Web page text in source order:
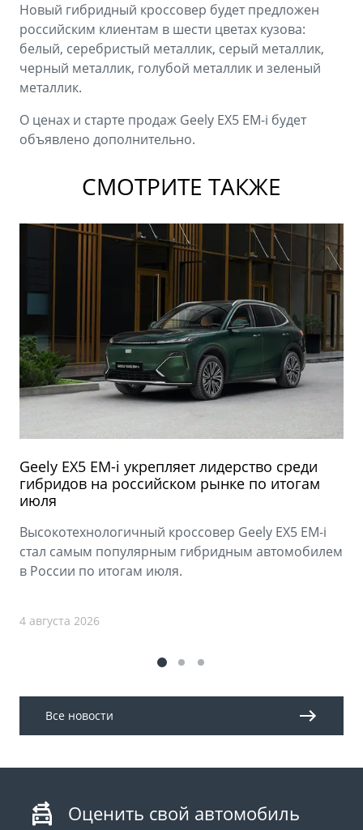
Новый гибридный кроссовер будет предложен
российским клиентам в шести цветах кузова:
белый, серебристый металлик, серый металлик,
черный металлик, голубой металлик и зеленый
металлик.
О ценах и старте продаж Geely EX5 EM-i будет
объявлено дополнительно.
СМОТРИТЕ ТАКЖЕ
Geely EX5 EM-i укрепляет лидерство среди
гибридов на российском рынке по итогам
июля
Высокотехнологичный кроссовер Geely EX5 EM-i
стал самым популярным гибридным автомобилем
в России по итогам июля.
4 августа 2026
Все новости
Оценить свой автомобиль